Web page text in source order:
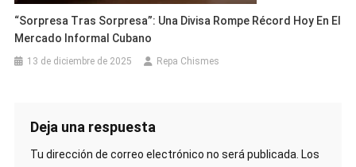
“Sorpresa Tras Sorpresa”: Una Divisa Rompe Récord Hoy En El
Mercado Informal Cubano
13 de diciembre de 2025 Repa Chismes
Deja una respuesta
Tu dirección de correo electrónico no será publicada. Los